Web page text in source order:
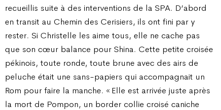
recueillis suite à des interventions de la SPA. D’abord
en transit au Chemin des Cerisiers, ils ont fini par y
rester. Si Christelle les aime tous, elle ne cache pas
que son cœur balance pour Shina. Cette petite croisée
pékinois, toute ronde, toute brune avec des airs de
peluche était une sans-papiers qui accompagnait un
Rom pour faire la manche. « Elle est arrivée juste après
la mort de Pompon, un border collie croisé caniche